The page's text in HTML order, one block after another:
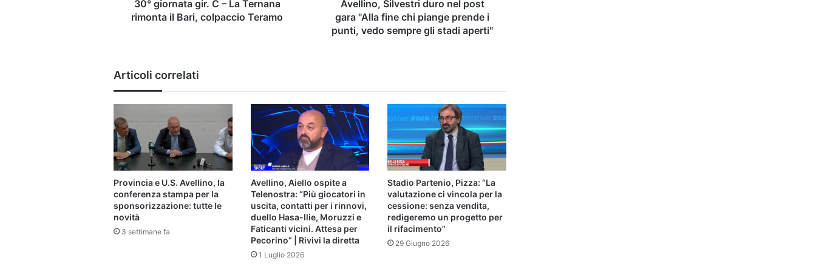
colpaccio
30° giornata gir. C – La Ternana
rimonta il Bari, colpaccio Teramo
prende
stadi
aperti"
Avellino, Silvestri duro nel post
gara "Alla fine chi piange prende i
punti, vedo sempre gli stadi aperti"
Articoli correlati
Provincia e U.S. Avellino, la
conferenza stampa per la
sponsorizzazione: tutte le
novità
3 settimane fa
Avellino, Aiello ospite a
Telenostra: “Più giocatori in
uscita, contatti per i rinnovi,
duello Hasa-Ilie, Moruzzi e
Faticanti vicini. Attesa per
Pecorino” | Rivivi la diretta
1 Luglio 2026
Stadio Partenio, Pizza: “La
valutazione ci vincola per la
cessione: senza vendita,
redigeremo un progetto per
il rifacimento”
29 Giugno 2026